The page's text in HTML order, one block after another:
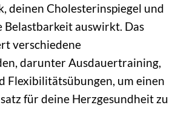
deinen Cholesterinspiegel und
Belastbarkeit auswirkt. Das
verschiedene
darunter Ausdauertraining,
Flexibilitätsübungen, um einen
für deine Herzgesundheit zu